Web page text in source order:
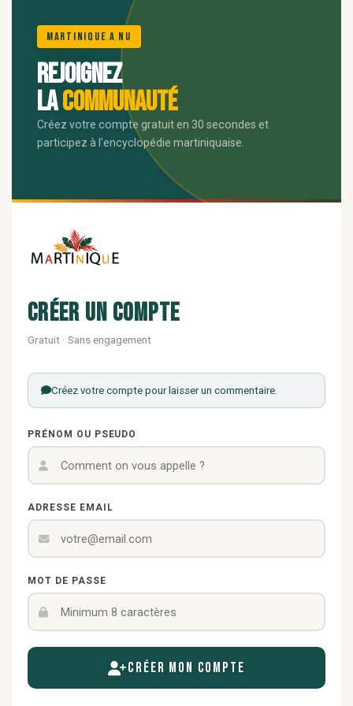
🌺
Martinique A Nu
Rejoignez
lacommunauté
Créez votre compte gratuit en 30 secondes et
participez à l'encyclopédie martiniquaise.
Créer un compte
Gratuit · Sans engagement
Créez votre compte pour laisser un commentaire.
PRÉNOM OU PSEUDO
ADRESSE EMAIL
MOT DE PASSE
Créer mon compte